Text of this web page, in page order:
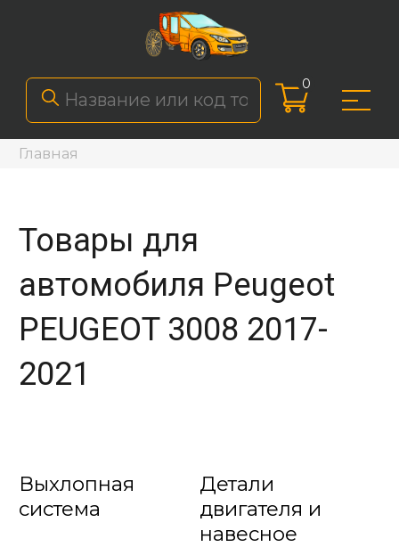
0
Главная
Товары для
автомобиля Peugeot
PEUGEOT 3008 2017-
2021
Выхлопная
система
Детали
двигателя и
навесное